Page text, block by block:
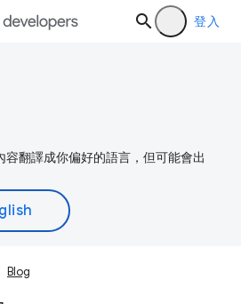
登入
翻譯成你偏好的語言，但可能會出
Blog